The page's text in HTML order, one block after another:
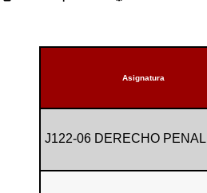
Asignatura
J122-06 DERECHO PENAL I